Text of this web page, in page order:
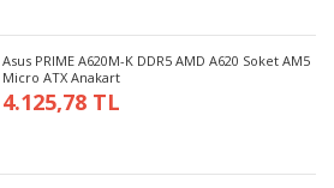
Asus PRIME A620M-K DDR5 AMD A620 Soket AM5
Micro ATX Anakart
4.125,78 TL